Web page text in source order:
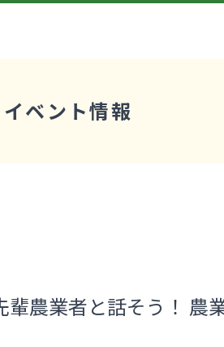
イベント情報
農業者と話そう！ 農